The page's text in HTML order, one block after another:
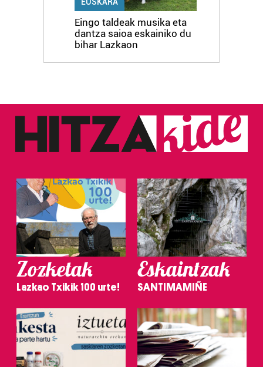
Eingo taldeak musika eta
dantza saioa eskainiko du
bihar Lazkaon
Zozketak
Lazkao Txikik 100 urte!
Eskaintzak
SANTIMAMIÑE